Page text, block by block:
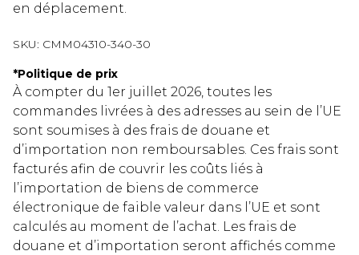
en déplacement.
SKU: CMM04310-340-30
*Politique de prix
À compter du 1er juillet 2026, toutes les
commandes livrées à des adresses au sein de l’UE
sont soumises à des frais de douane et
d’importation non remboursables. Ces frais sont
facturés afin de couvrir les coûts liés à
l’importation de biens de commerce
électronique de faible valeur dans l’UE et sont
calculés au moment de l’achat. Les frais de
douane et d’importation seront affichés comme